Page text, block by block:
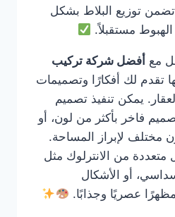
توزيع البلاط بشكل
مستقبلاً.
مع أفضل شركة تركيب
تقدم لك أفكارًا وتصميمات
يمكن تنفيذ تصميم
فاخر بأكثر من لون، أو
مختلف لإبراز المساحة.
متعددة من الانترلوك مثل
أو الأشكال
عصريًا وجذابًا.